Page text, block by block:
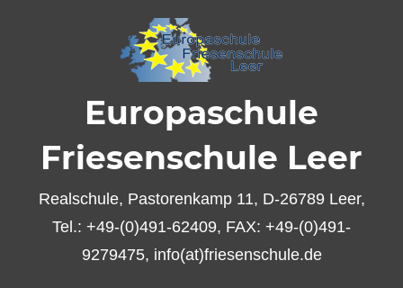
Europaschule
Friesenschule Leer
Realschule, Pastorenkamp 11, D-26789 Leer,
Tel.: +49-(0)491-62409, FAX: +49-(0)491-
9279475, info(at)friesenschule.de